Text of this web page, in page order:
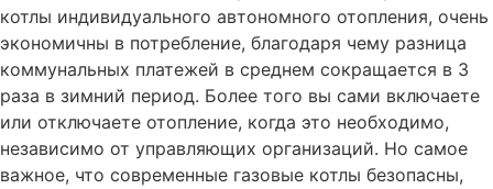
котлы индивидуального автономного отопления, очень
экономичны в потребление, благодаря чему разница
коммунальных платежей в среднем сокращается в 3
раза в зимний период. Более того вы сами включаете
или отключаете отопление, когда это необходимо,
независимо от управляющих организаций. Но самое
важное, что современные газовые котлы безопасны,